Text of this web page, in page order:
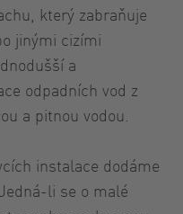
který zabraňuje
jinými cizími
a
odpadních vod z
a pitnou vodou.
instalace dodáme
li se o malé